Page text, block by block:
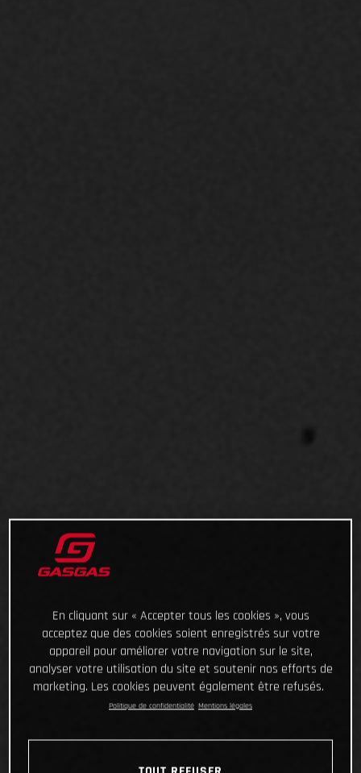
En cliquant sur « Accepter tous les cookies », vous
acceptez que des cookies soient enregistrés sur votre
appareil pour améliorer votre navigation sur le site,
analyser votre utilisation du site et soutenir nos efforts de
marketing. Les cookies peuvent également être refusés.
Politique de confidentialité Mentions légales